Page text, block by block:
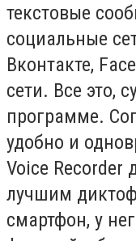
текстовые
социальные
Вконтакте,
сети. Все это,
программе.
удобно и
Voice Recorder
лучшим
смартфон, у